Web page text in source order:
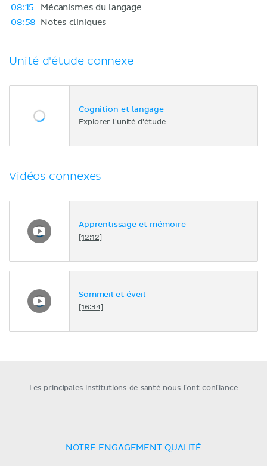
08:15
Mécanismes du langage
08:58
Notes cliniques
Unité d'étude connexe
Cognition et langage
Explorer l'unité d'étude
Vidéos connexes
Apprentissage et mémoire
[12:12]
Sommeil et éveil
[16:34]
Les principales institutions de santé nous font confiance
NOTRE ENGAGEMENT QUALITÉ